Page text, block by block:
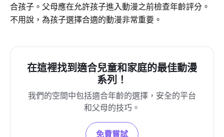
合孩子。父母應在允許孩子進入動漫之前檢查年齡評分。
不用說，為孩子選擇合適的動漫非常重要。
在這裡找到適合兒童和家庭的最佳動漫
系列！
我們的空間中包括適合年齡的選擇，安全的平台
和父母的技巧。
免費嘗試